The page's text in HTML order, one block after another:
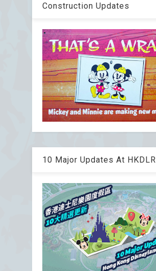
Construction Updates
10 Major Updates At HKDLR